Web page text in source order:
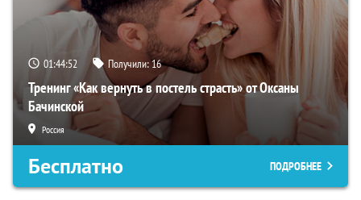
01:44:51 Получили:16
Тренинг «Как вернуть в постель страсть» от Оксаны
Бачинской
Россия
Бесплатно ПОДРОБНЕЕ